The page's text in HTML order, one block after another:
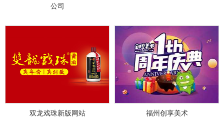
公司
双龙戏珠新版网站 福州创享美术